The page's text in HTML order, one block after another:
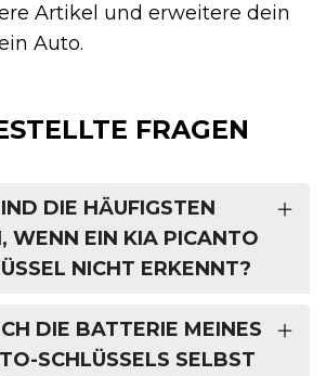
Artikel und erweitere dein
Auto.
FRAGEN
DIE HÄUFIGSTEN
WENN EIN KIA PICANTO
NICHT ERKENNT?
DIE BATTERIE MEINES
SCHLÜSSELS SELBST